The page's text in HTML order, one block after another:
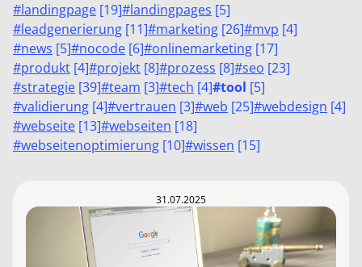
#landingpage [19]#landingpages [5]
#leadgenerierung [11]#marketing [26]#mvp [4]
#news [5]#nocode [6]#onlinemarketing [17]
#produkt [4]#projekt [8]#prozess [8]#seo [23]
#strategie [39]#team [3]#tech [4]#tool [5]
#validierung [4]#vertrauen [3]#web [25]#webdesign [4]
#webseite [13]#webseiten [18]
#webseitenoptimierung [10]#wissen [15]
31.07.2025